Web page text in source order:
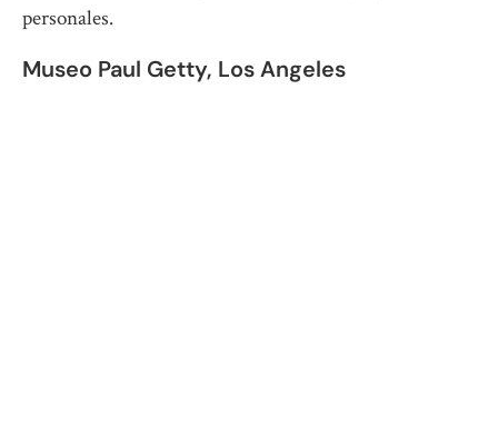
personales.
Museo Paul Getty, Los Angeles